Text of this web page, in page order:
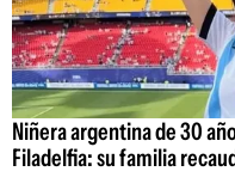
Niñera argentina de 30
Filadelfia: su familia